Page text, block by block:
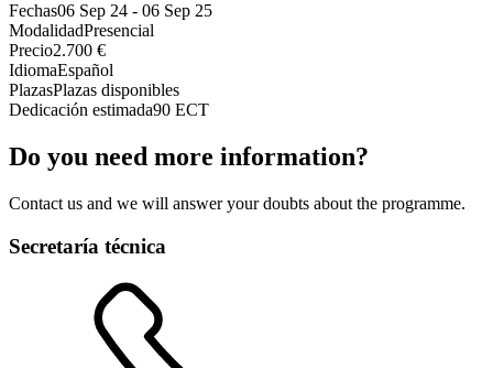
Fechas06 Sep 24 - 06 Sep 25
ModalidadPresencial
Precio2.700 €
IdiomaEspañol
PlazasPlazas disponibles
Dedicación estimada90 ECT
Do you need more information?
Contact us and we will answer your doubts about the programme.
Secretaría técnica